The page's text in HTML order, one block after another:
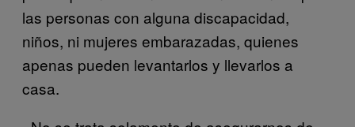
las personas con alguna discapacidad,
niños, ni mujeres embarazadas, quienes
apenas pueden levantarlos y llevarlos a
casa.